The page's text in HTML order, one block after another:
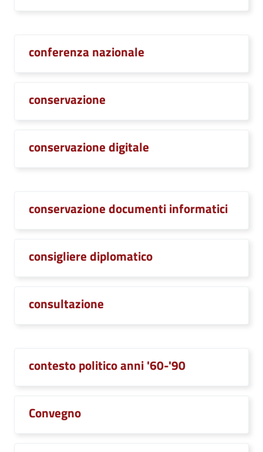
conferenza nazionale
conservazione
conservazione digitale
conservazione documenti informatici
consigliere diplomatico
consultazione
contesto politico anni '60-'90
Convegno